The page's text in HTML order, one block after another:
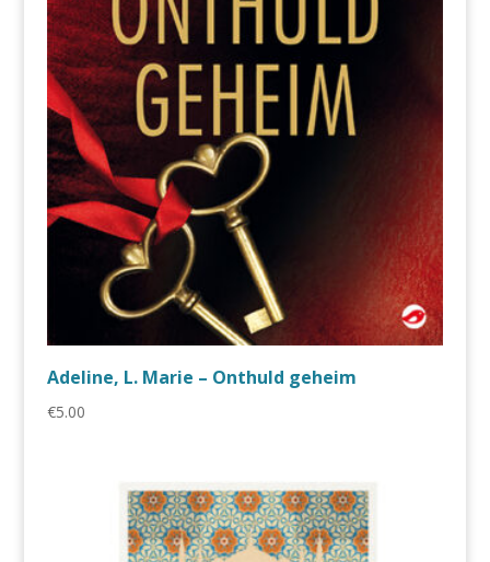
Adeline, L. Marie – Onthuld geheim
€5.00